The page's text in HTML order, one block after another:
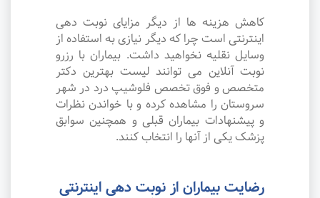
کاهش هزینه ها از دیگر مزایای نوبت دهی
اینترنتی است چرا که دیگر نیازی به استفاده از
وسایل نقلیه نخواهید داشت. بیماران با رزرو
نوبت آنلاین می توانند لیست بهترین دکتر
متخصص و فوق تخصص فلوشیپ درد در شهر
سروستان را مشاهده کرده و با خواندن نظرات
و پیشنهادات بیماران قبلی و همچنین سوابق
پزشک یکی از آنها را انتخاب کنند.
رضایت بیماران از نوبت دهی اینترنتی